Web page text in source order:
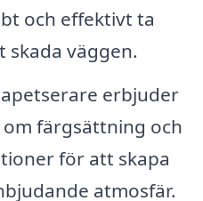
och effektivt ta
väggen.
erbjuder
färgsättning och
för att skapa
atmosfär.